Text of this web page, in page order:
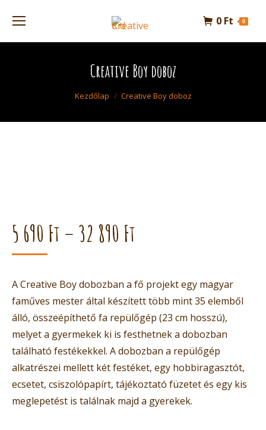
0 Ft 0
Creative Boy doboz
Kezdőlap Creative Boy doboz
5 690 Ft – 32 890 Ft
A Creative Boy dobozban a fő projekt egy magyar
faműves mester által készített több mint 35 elemből
álló, összeépíthető fa repülőgép (23 cm hosszú),
melyet a gyermekek ki is festhetnek a dobozban
található festékekkel. A dobozban a repülőgép
alkatrészei mellett két festéket, egy hobbiragasztót,
ecsetet, csiszolópapírt, tájékoztató füzetet és egy kis
meglepetést is találnak majd a gyerekek.